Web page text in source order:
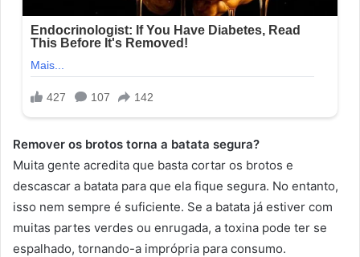
Remover os brotos torna a batata segura?
Muita gente acredita que basta cortar os brotos e
descascar a batata para que ela fique segura. No entanto,
isso nem sempre é suficiente. Se a batata já estiver com
muitas partes verdes ou enrugada, a toxina pode ter se
espalhado, tornando-a imprópria para consumo.